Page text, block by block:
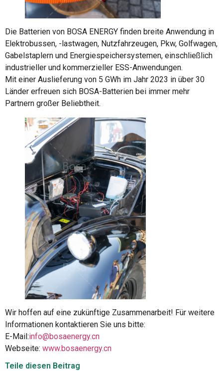
Die Batterien von BOSA ENERGY finden breite Anwendung in
Elektrobussen, -lastwagen, Nutzfahrzeugen, Pkw, Golfwagen,
Gabelstaplern und Energiespeichersystemen, einschließlich
industrieller und kommerzieller ESS-Anwendungen.
Mit einer Auslieferung von 5 GWh im Jahr 2023 in über 30
Länder erfreuen sich BOSA-Batterien bei immer mehr
Partnern großer Beliebtheit.
Wir hoffen auf eine zukünftige Zusammenarbeit! Für weitere
Informationen kontaktieren Sie uns bitte:
E-Mail:info@bosaenergy.cn
Webseite: www.bosaenergy.cn
Teile diesen Beitrag